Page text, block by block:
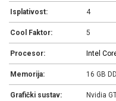
Isplativost: 4
Cool Faktor: 5
Procesor: Intel
Memorija: 16 GB
Grafički sustav: Nvidia